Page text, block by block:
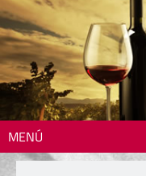
MENÚ